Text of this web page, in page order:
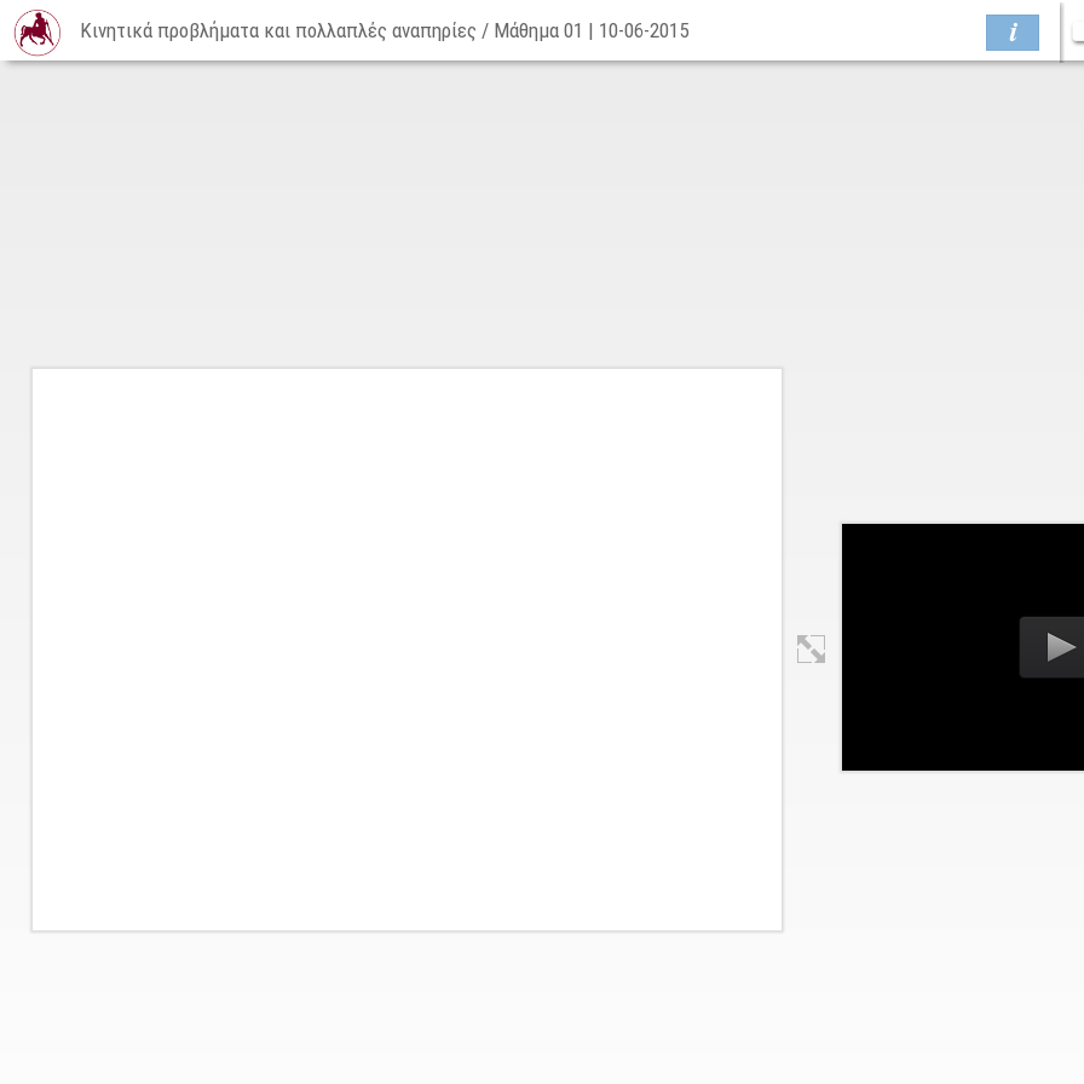
Κινητικά προβλήματα και πολλαπλές αναπηρίες / Μάθημα 01 | 10-06-2015